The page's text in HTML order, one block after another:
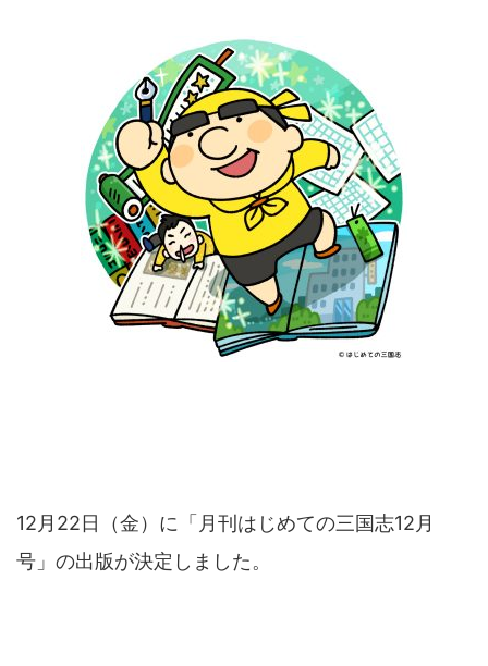
12月22日（金）に「月刊はじめての三国志12月
号」の出版が決定しました。